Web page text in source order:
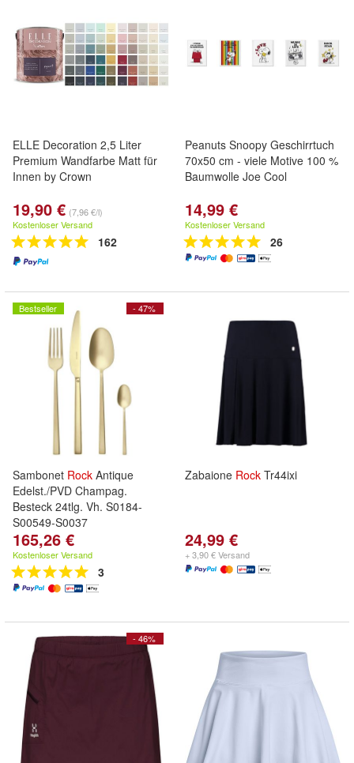
ELLE Decoration 2,5 Liter
Premium Wandfarbe Matt für
Innen by Crown
19,90 € (7,96 €/l)
Kostenloser Versand
162
Peanuts Snoopy Geschirrtuch
70x50 cm - viele Motive 100 %
Baumwolle Joe Cool
14,99 €
Kostenloser Versand
26
- 47%
Bestseller
Sambonet Rock Antique
Edelst./PVD Champag.
Besteck 24tlg. Vh. S0184-
S00549-S0037
165,26 €
Kostenloser Versand
3
Zabaione Rock Tr44ixi
24,99 €
+ 3,90 € Versand
- 46%